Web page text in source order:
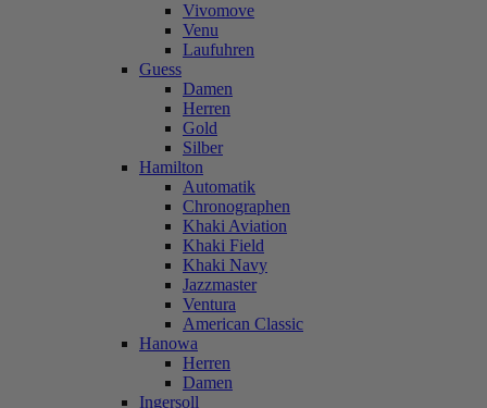
Vivomove
Venu
Laufuhren
Guess
Damen
Herren
Gold
Silber
Hamilton
Automatik
Chronographen
Khaki Aviation
Khaki Field
Khaki Navy
Jazzmaster
Ventura
American Classic
Hanowa
Herren
Damen
Ingersoll